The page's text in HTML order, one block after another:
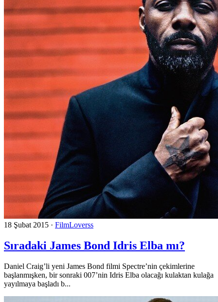
18 Şubat 2015 · FilmLoverss
Sıradaki James Bond Idris Elba mı?
Daniel Craig’li yeni James Bond filmi Spectre’nin çekimlerine
başlanmışken, bir sonraki 007’nin Idris Elba olacağı kulaktan kulağa
yayılmaya başladı b...